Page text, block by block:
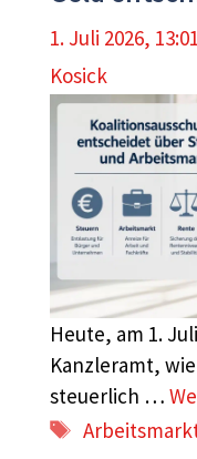
1. Juli 2026,
Kosick
Heute, am 1.
Kanzleramt,
steuerlich …